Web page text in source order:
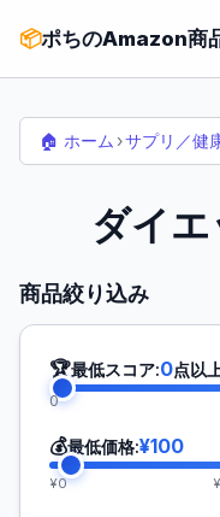
📦ポちのAmazon商
🏠 ホーム ›サプリ／健
ダイ
商品絞り込み
🏆最低スコア:0点以
0
💰最低価格:¥100
¥0